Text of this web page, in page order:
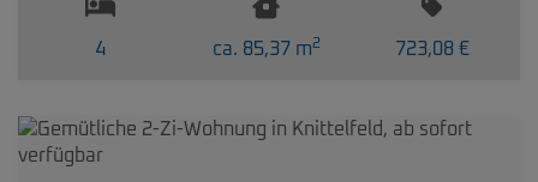
4 ca. 85,37 m2 723,08 €